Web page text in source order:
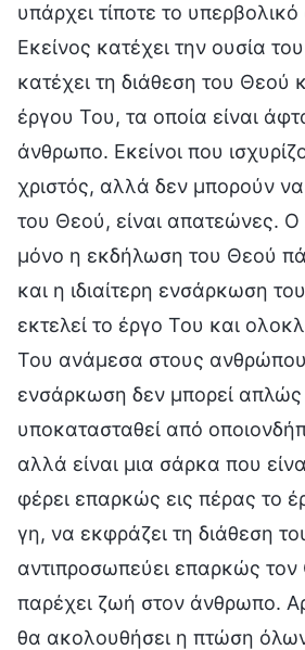
υπάρχει τίποτε το υπερβολικό
Εκείνος κατέχει την ουσία
κατέχει τη διάθεση του Θεού
έργου Του, τα οποία είναι
άνθρωπο. Εκείνοι που
χριστός, αλλά δεν μπορούν
του Θεού, είναι απατεώνες. Ο
μόνο η εκδήλωση του Θεού
και η ιδιαίτερη ενσάρκωση
εκτελεί το έργο Του και
Του ανάμεσα στους
ενσάρκωση δεν μπορεί
υποκατασταθεί από
αλλά είναι μια σάρκα που
φέρει επαρκώς εις πέρας το
γη, να εκφράζει τη διάθεση
αντιπροσωπεύει επαρκώς τον
παρέχει ζωή στον άνθρωπο.
θα ακολουθήσει η πτώση